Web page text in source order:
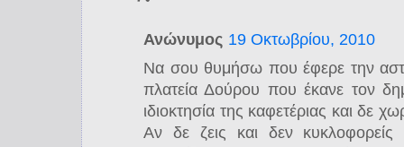
Ανώνυμος 19 Οκτωβρίου, 2010
Να σου θυμήσω που έφερε την
πλατεία Δούρου που έκανε τον
ιδιοκτησία της καφετέριας και δε
Αν δε ζεις και δεν